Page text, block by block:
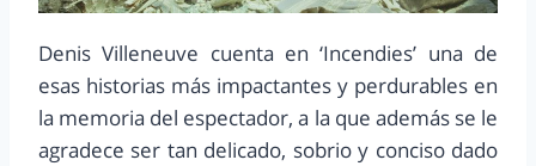
Denis Villeneuve cuenta en ‘Incendies’ una de
esas historias más impactantes y perdurables en
la memoria del espectador, a la que además se le
agradece ser tan delicado, sobrio y conciso dado